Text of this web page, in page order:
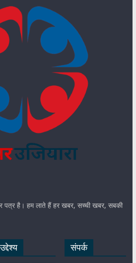
पत्र है। हम लाते हैं हर खबर, सच्ची खबर, सबकी
उद्देश्य संपर्क